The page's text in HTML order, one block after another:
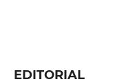
EDITORIAL